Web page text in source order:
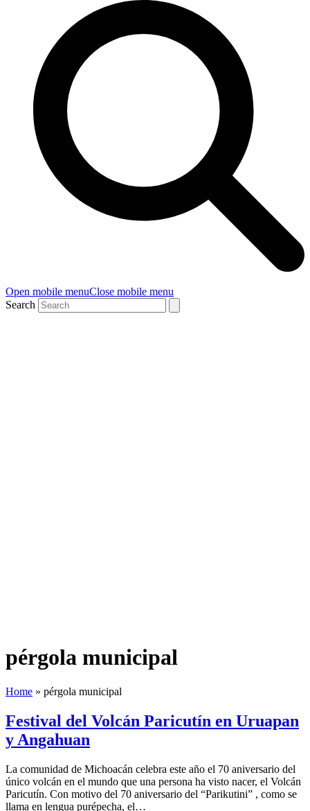
Open mobile menuClose mobile menu
Search
pérgola municipal
Home » pérgola municipal
Festival del Volcán Paricutín en Uruapan
y Angahuan
La comunidad de Michoacán celebra este año el 70 aniversario del
único volcán en el mundo que una persona ha visto nacer, el Volcán
Paricutín. Con motivo del 70 aniversario del “Parikutini” , como se
llama en lengua purépecha, el…